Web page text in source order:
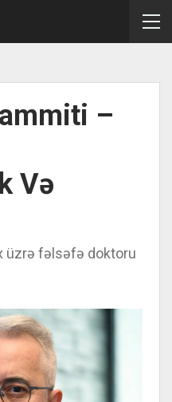
–
Və
üzrə fəlsəfə doktoru